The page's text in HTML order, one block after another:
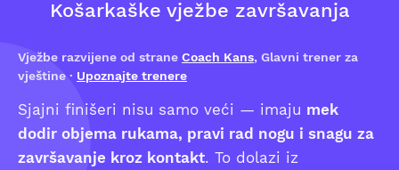
Košarkaške vježbe završavanja
Vježbe razvijene od strane Coach Kans, Glavni trener za
vještine · Upoznajte trenere
Sjajni finišeri nisu samo veći — imaju mek
dodir objema rukama, pravi rad nogu i snagu za
završavanje kroz kontakt. To dolazi iz